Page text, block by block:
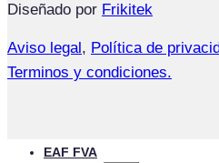
Diseñado por Frikitek
Aviso legal, Política de
Terminos y condiciones.
EAF FVA